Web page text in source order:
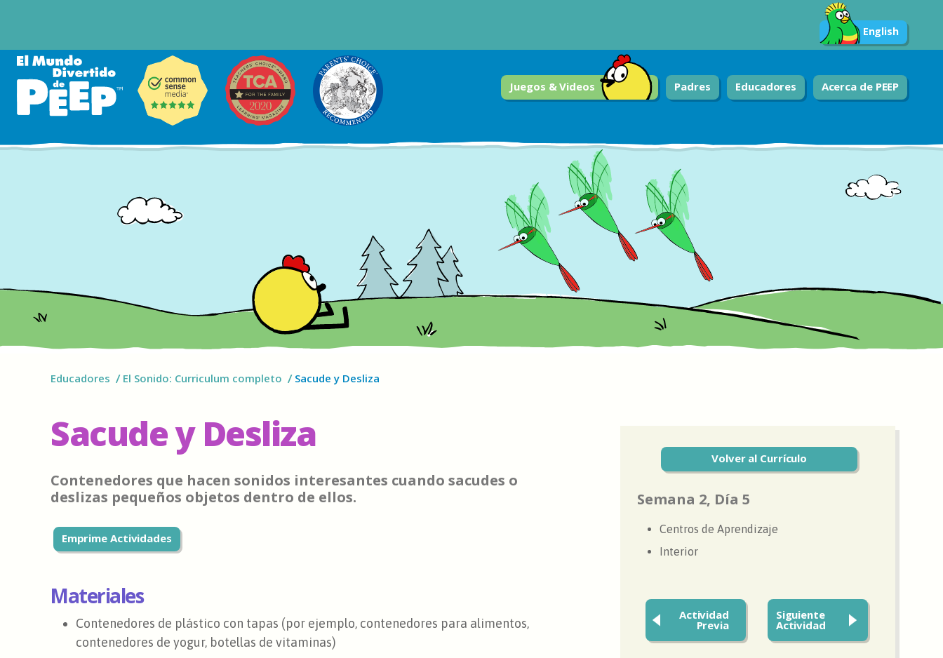
English
Juegos & Videos Padres Educadores Acerca de PEEP
Educadores El Sonido: Curriculum completo Sacude y Desliza
Sacude y Desliza
Contenedores que hacen sonidos interesantes cuando sacudes o
deslizas pequeños objetos dentro de ellos.
Emprime Actividades
Materiales
Contenedores de plástico con tapas (por ejemplo, contenedores para alimentos,
contenedores de yogur, botellas de vitaminas)
Volver al Currículo
Semana 2, Día 5
Centros de Aprendizaje
Interior
Actividad
Previa
Siguiente
Actividad